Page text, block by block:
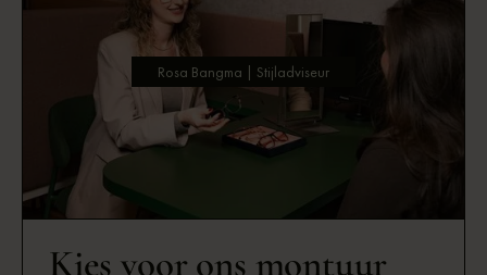
Kies voor ons montuur
Rosa Bangma | Stijladviseur